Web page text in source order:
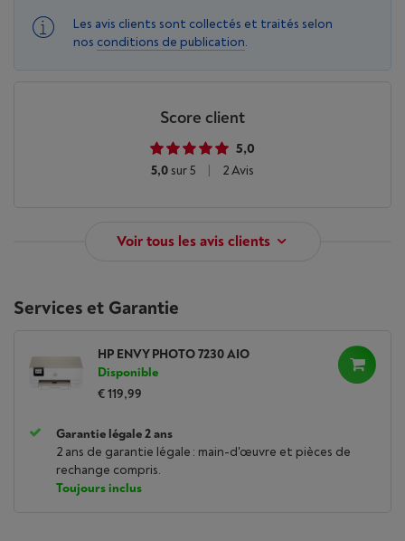
Les avis clients sont collectés et traités selon
nos conditions de publication.
Score client
5,0
5,0 sur 5 2 Avis
Voir tous les avis clients
Services et Garantie
HP ENVY PHOTO 7230 AIO
Disponible
€ 119,99
Garantie légale 2 ans
2 ans de garantie légale : main-d'œuvre et pièces de
rechange compris.
Toujours inclus